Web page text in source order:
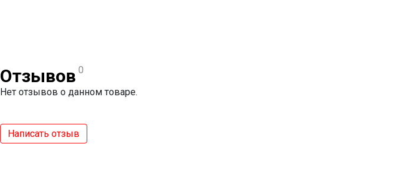
Отзывов 0
Нет отзывов о данном товаре.
Написать отзыв